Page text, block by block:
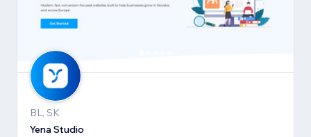
BL, SK
Yena Studio